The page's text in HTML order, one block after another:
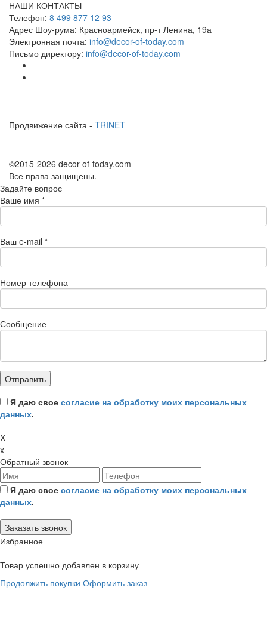
НАШИ КОНТАКТЫ
Телефон: 8 499 877 12 93
Адрес Шоу-рума: Красноармейск, пр-т Ленина, 19а
Электронная почта: info@decor-of-today.com
Письмо директору: info@decor-of-today.com
Продвижение сайта - TRINET
©2015-2026 decor-of-today.com
Все права защищены.
Задайте вопрос
Ваше имя *
Ваш e-mail *
Номер телефона
Сообщение
Я даю свое согласие на обработку моих персональных
данных.
X
x
Обратный звонок
Я даю свое согласие на обработку моих персональных
данных.
Избранное
Товар успешно добавлен в корзину
Продолжить покупки Оформить заказ